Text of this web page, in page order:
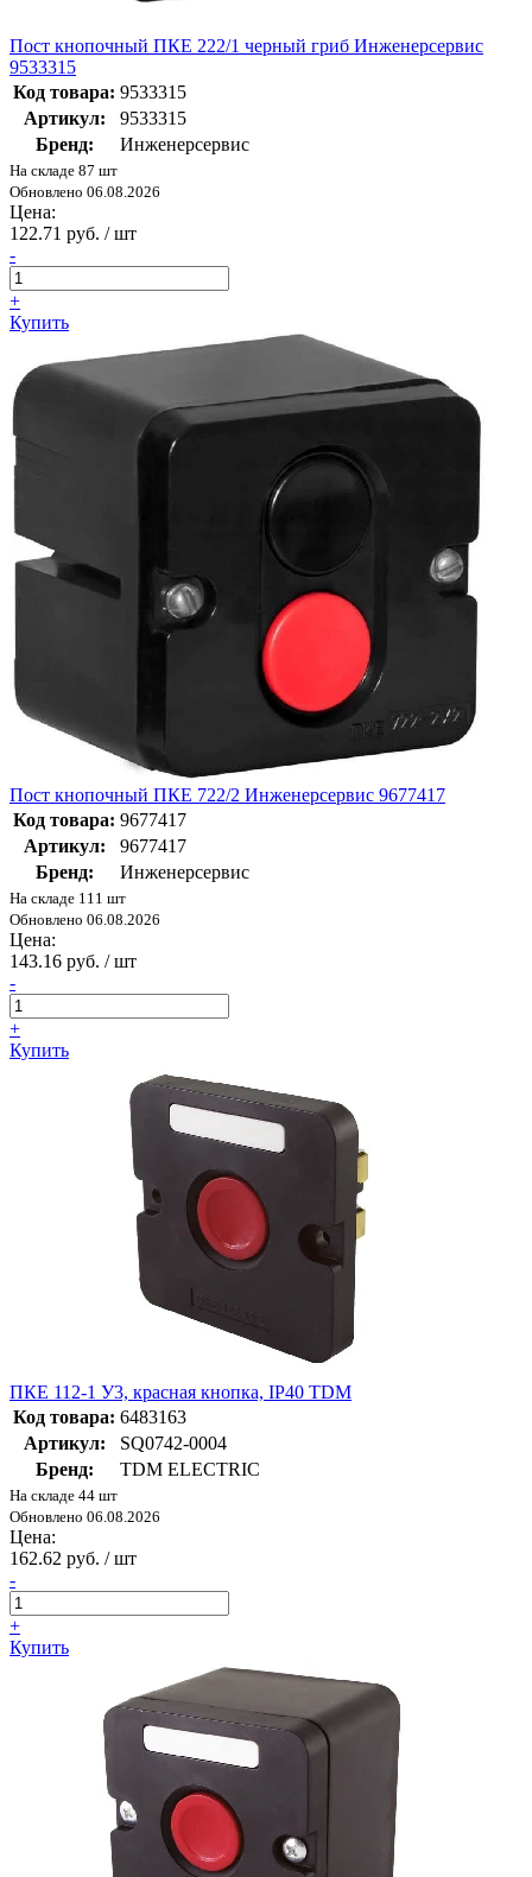
Пост кнопочный ПКЕ 222/1 черный гриб Инженерсервис
9533315
Код товара: 9533315
Артикул:
9533315
Бренд:
Инженерсервис
На складе 87 шт
Обновлено 06.08.2026
Цена:
122.71 руб. / шт
-
+
Купить
Пост кнопочный ПКЕ 722/2 Инженерсервис 9677417
Код товара: 9677417
Артикул:
9677417
Бренд:
Инженерсервис
На складе 111 шт
Обновлено 06.08.2026
Цена:
143.16 руб. / шт
-
+
Купить
ПКЕ 112-1 У3, красная кнопка, IP40 TDM
Код товара: 6483163
Артикул:
SQ0742-0004
Бренд:
TDM ELECTRIC
На складе 44 шт
Обновлено 06.08.2026
Цена:
162.62 руб. / шт
-
+
Купить